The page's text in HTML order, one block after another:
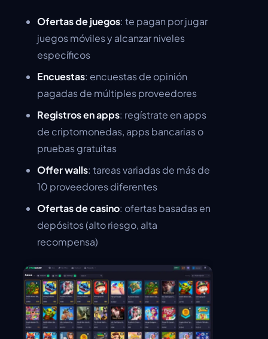
Ofertas de juegos: te pagan por jugar
juegos móviles y alcanzar niveles
específicos
Encuestas: encuestas de opinión
pagadas de múltiples proveedores
Registros en apps: regístrate en apps
de criptomonedas, apps bancarias o
pruebas gratuitas
Offer walls: tareas variadas de más de
10 proveedores diferentes
Ofertas de casino: ofertas basadas en
depósitos (alto riesgo, alta
recompensa)